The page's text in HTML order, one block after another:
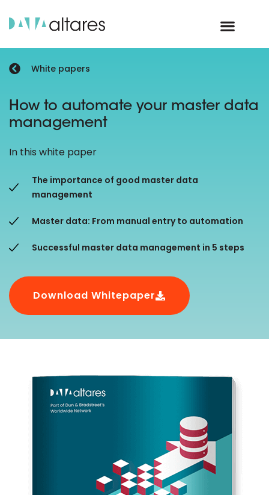
White papers
How to automate your master data
management
In this white paper
The importance of good master data
management
Master data: From manual entry to automation
Successful master data management in 5 steps
Download Whitepaper